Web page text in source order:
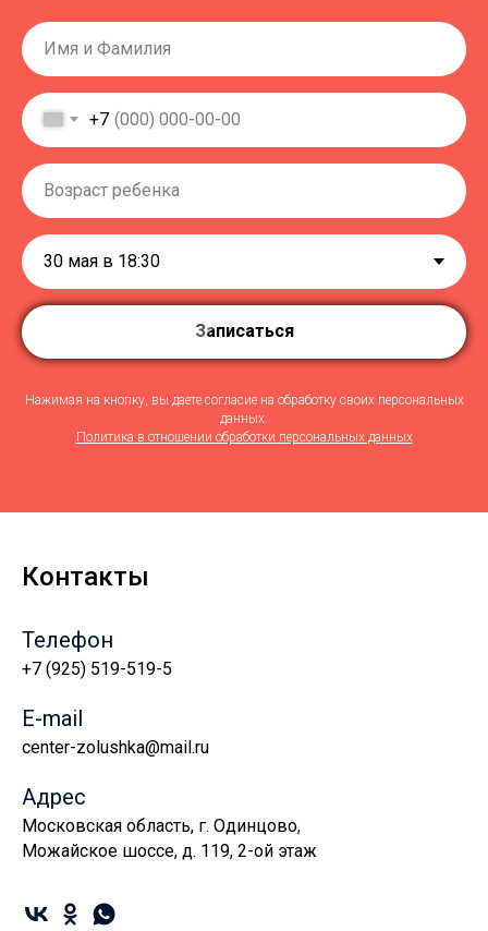
+7
Записаться
Нажимая на кнопку, вы даете согласие на обработку своих персональных
данных.
Политика в отношении обработки персональных данных
Контакты
Телефон
+7 (925) 519-519-5
E-mail
center-zolushka@mail.ru
Адрес
Московская область, г. Одинцово,
Можайское шоссе, д. 119, 2-ой этаж